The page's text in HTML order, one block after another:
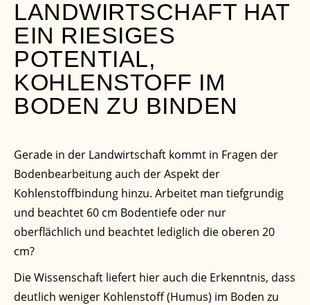
LANDWIRTSCHAFT HAT
EIN RIESIGES
POTENTIAL,
KOHLENSTOFF IM
BODEN ZU BINDEN
Gerade in der Landwirtschaft kommt in Fragen der
Bodenbearbeitung auch der Aspekt der
Kohlenstoffbindung hinzu. Arbeitet man tiefgrundig
und beachtet 60 cm Bodentiefe oder nur
oberflächlich und beachtet lediglich die oberen 20
cm?
Die Wissenschaft liefert hier auch die Erkenntnis, dass
deutlich weniger Kohlenstoff (Humus) im Boden zu